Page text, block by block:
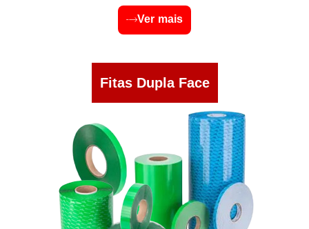
Ver mais
Fitas Dupla Face